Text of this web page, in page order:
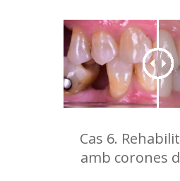
Cas 6.
amb corones